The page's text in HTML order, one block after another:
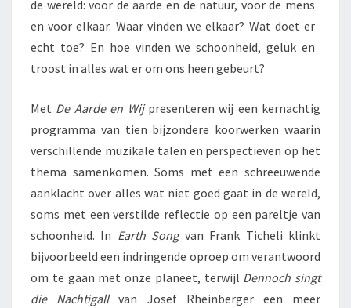
de wereld: voor de aarde en de natuur, voor de mens
en voor elkaar. Waar vinden we elkaar? Wat doet er
echt toe? En hoe vinden we schoonheid, geluk en
troost in alles wat er om ons heen gebeurt?
Met De Aarde en Wijpresenteren wij een kernachtig
programma van tien bijzondere koorwerken waarin
verschillende muzikale talen en perspectieven op het
thema samenkomen. Soms met een schreeuwende
aanklacht over alles wat niet goed gaat in de wereld,
soms met een verstilde reflectie op een pareltje van
schoonheid. In Earth Songvan Frank Ticheli klinkt
bijvoorbeeld een indringende oproep om verantwoord
om te gaan met onze planeet, terwijl Dennoch singt
die Nachtigallvan Josef Rheinberger een meer